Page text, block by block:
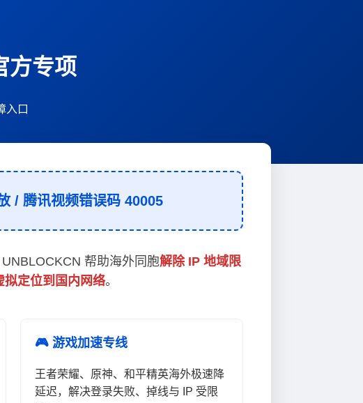
方专项
入口
/ 腾讯视频错误码 40005
帮助海外同胞解除 IP 地域限
拟定位到国内网络。
🎮 游戏加速专线
王者荣耀、原神、和平精英海外极速降
延迟，解决登录失败、掉线与 IP 受限